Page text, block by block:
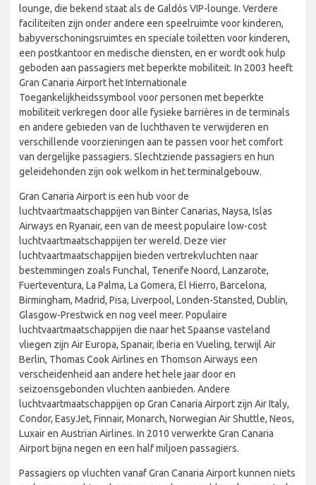
lounge, die bekend staat als de Galdós VIP-lounge. Verdere
faciliteiten zijn onder andere een speelruimte voor kinderen,
babyverschoningsruimtes en speciale toiletten voor kinderen,
een postkantoor en medische diensten, en er wordt ook hulp
geboden aan passagiers met beperkte mobiliteit. In 2003 heeft
Gran Canaria Airport het Internationale
Toegankelijkheidssymbool voor personen met beperkte
mobiliteit verkregen door alle fysieke barrières in de terminals
en andere gebieden van de luchthaven te verwijderen en
verschillende voorzieningen aan te passen voor het comfort
van dergelijke passagiers. Slechtziende passagiers en hun
geleidehonden zijn ook welkom in het terminalgebouw.
Gran Canaria Airport is een hub voor de
luchtvaartmaatschappijen van Binter Canarias, Naysa, Islas
Airways en Ryanair, een van de meest populaire low-cost
luchtvaartmaatschappijen ter wereld. Deze vier
luchtvaartmaatschappijen bieden vertrekvluchten naar
bestemmingen zoals Funchal, Tenerife Noord, Lanzarote,
Fuerteventura, La Palma, La Gomera, El Hierro, Barcelona,
Birmingham, Madrid, Pisa, Liverpool, Londen-Stansted, Dublin,
Glasgow-Prestwick en nog veel meer. Populaire
luchtvaartmaatschappijen die naar het Spaanse vasteland
vliegen zijn Air Europa, Spanair, Iberia en Vueling, terwijl Air
Berlin, Thomas Cook Airlines en Thomson Airways een
verscheidenheid aan andere het hele jaar door en
seizoensgebonden vluchten aanbieden. Andere
luchtvaartmaatschappijen op Gran Canaria Airport zijn Air Italy,
Condor, EasyJet, Finnair, Monarch, Norwegian Air Shuttle, Neos,
Luxair en Austrian Airlines. In 2010 verwerkte Gran Canaria
Airport bijna negen en een half miljoen passagiers.
Passagiers op vluchten vanaf Gran Canaria Airport kunnen niets